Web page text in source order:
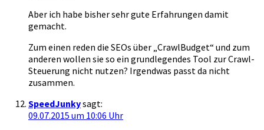
Aber ich habe bisher sehr gute Erfahrungen damit
gemacht.
Zum einen reden die SEOs über „CrawlBudget“ und zum
anderen wollen sie so ein grundlegendes Tool zur Crawl-
Steuerung nicht nutzen? Irgendwas passt da nicht
zusammen.
SpeedJunkysagt:
09.07.2015 um 10:06 Uhr